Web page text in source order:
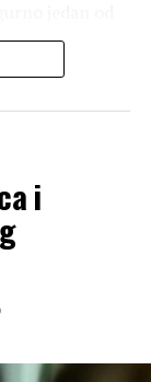
domaćeg
i